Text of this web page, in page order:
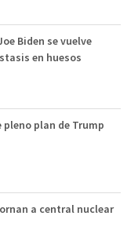
Biden se vuelve
en huesos
plan de Trump
a central nuclear